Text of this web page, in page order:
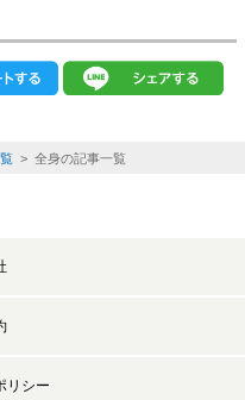
> 全身の記事一覧
リシー